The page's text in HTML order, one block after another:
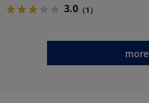
3.0 （1）
more